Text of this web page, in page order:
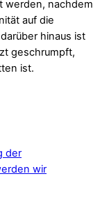
werden, nachdem
auf die
hinaus ist
geschrumpft,
ist.
der
wir